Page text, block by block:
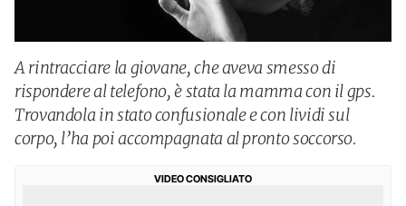
A rintracciare la giovane, che aveva smesso di
rispondere al telefono, è stata la mamma con il gps.
Trovandola in stato confusionale e con lividi sul
corpo, l’ha poi accompagnata al pronto soccorso.
VIDEO CONSIGLIATO